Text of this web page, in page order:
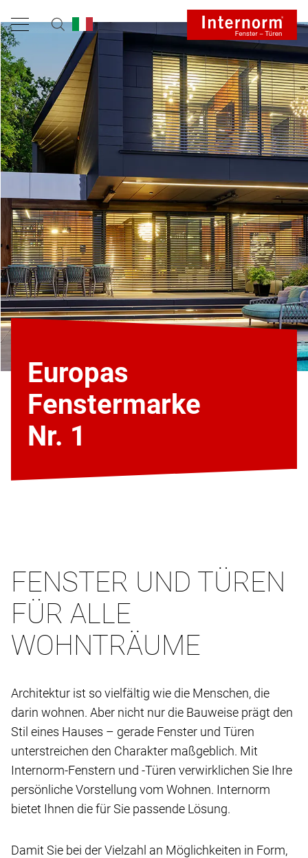
Europas
Fenstermarke
Nr. 1
FENSTER UND TÜREN
FÜR ALLE
WOHNTRÄUME
Architektur ist so vielfältig wie die Menschen, die
darin wohnen. Aber nicht nur die Bauweise prägt den
Stil eines Hauses – gerade Fenster und Türen
unterstreichen den Charakter maßgeblich. Mit
Internorm-Fenstern und -Türen verwirklichen Sie Ihre
persönliche Vorstellung vom Wohnen. Internorm
bietet Ihnen die für Sie passende Lösung.
Damit Sie bei der Vielzahl an Möglichkeiten in Form,